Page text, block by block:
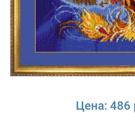
Цена: 486